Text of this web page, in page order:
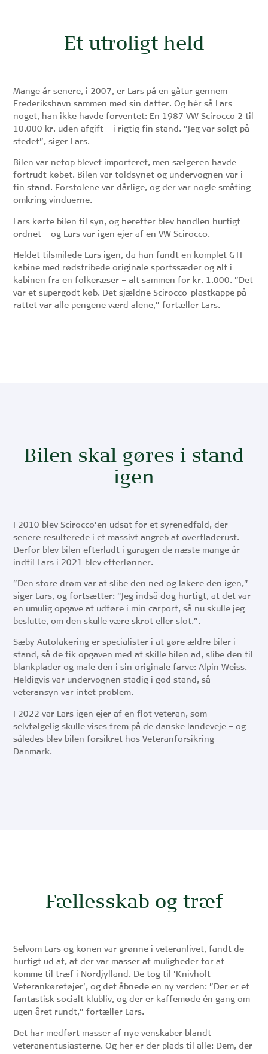
Et utroligt held
Mange år senere, i 2007, er Lars på en gåtur gennem
Frederikshavn sammen med sin datter. Og hér så Lars
noget, han ikke havde forventet: En 1987 VW Scirocco 2 til
10.000 kr. uden afgift – i rigtig fin stand. ”Jeg var solgt på
stedet”, siger Lars.
Bilen var netop blevet importeret, men sælgeren havde
fortrudt købet. Bilen var toldsynet og undervognen var i
fin stand. Forstolene var dårlige, og der var nogle småting
omkring vinduerne.
Lars kørte bilen til syn, og herefter blev handlen hurtigt
ordnet – og Lars var igen ejer af en VW Scirocco.
Heldet tilsmilede Lars igen, da han fandt en komplet GTI-
kabine med rødstribede originale sportssæder og alt i
kabinen fra en folkeræser – alt sammen for kr. 1.000. ”Det
var et supergodt køb. Det sjældne Scirocco-plastkappe på
rattet var alle pengene værd alene,” fortæller Lars.
Bilen skal gøres i stand
igen
I 2010 blev Scirocco’en udsat for et syrenedfald, der
senere resulterede i et massivt angreb af overfladerust.
Derfor blev bilen efterladt i garagen de næste mange år –
indtil Lars i 2021 blev efterlønner.
”Den store drøm var at slibe den ned og lakere den igen,”
siger Lars, og fortsætter: ”Jeg indså dog hurtigt, at det var
en umulig opgave at udføre i min carport, så nu skulle jeg
beslutte, om den skulle være skrot eller slot.”.
Sæby Autolakering er specialister i at gøre ældre biler i
stand, så de fik opgaven med at skille bilen ad, slibe den til
blankplader og male den i sin originale farve: Alpin Weiss.
Heldigvis var undervognen stadig i god stand, så
veteransyn var intet problem.
I 2022 var Lars igen ejer af en flot veteran, som
selvfølgelig skulle vises frem på de danske landeveje – og
således blev bilen forsikret hos Veteranforsikring
Danmark.
Fællesskab og træf
Selvom Lars og konen var grønne i veteranlivet, fandt de
hurtigt ud af, at der var masser af muligheder for at
komme til træf i Nordjylland. De tog til ’Knivholt
Veterankøretøjer’, og det åbnede en ny verden: ”Der er et
fantastisk socialt klubliv, og der er kaffemøde én gang om
ugen året rundt,” fortæller Lars.
Det har medført masser af nye venskaber blandt
veteranentusiasterne. Og her er der plads til alle: Dem, der